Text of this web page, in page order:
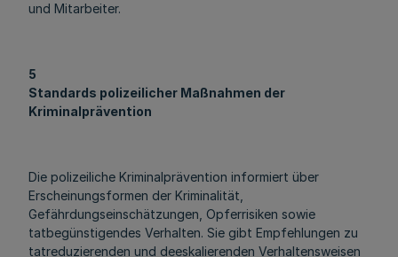
und Mitarbeiter.
5
Standards polizeilicher Maßnahmen der
Kriminalprävention
Die polizeiliche Kriminalprävention informiert über
Erscheinungsformen der Kriminalität,
Gefährdungseinschätzungen, Opferrisiken sowie
tatbegünstigendes Verhalten. Sie gibt Empfehlungen zu
tatreduzierenden und deeskalierenden Verhaltensweisen